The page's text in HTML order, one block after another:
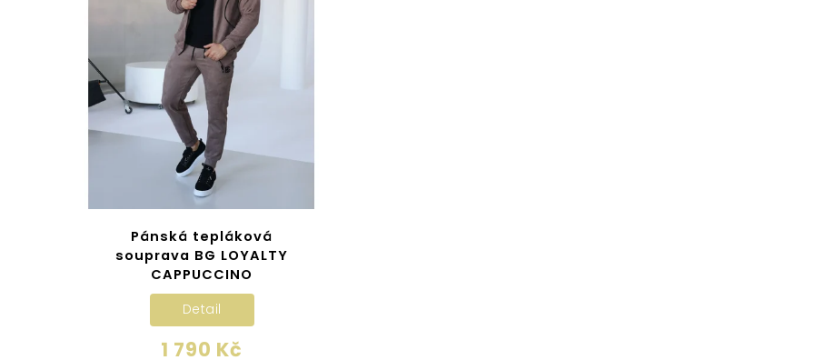
Pánská tepláková
souprava BG LOYALTY
CAPPUCCINO
1 790 Kč
Detail